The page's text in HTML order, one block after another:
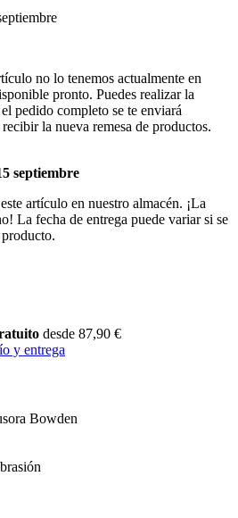
no lo tenemos actualmente en
pronto. Puedes realizar la
pedido completo se te enviará
la nueva remesa de productos.
septiembre
artículo en nuestro almacén. ¡La
La fecha de entrega puede variar si se
desde 87,90 €
y entrega
Bowden